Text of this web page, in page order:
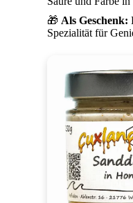
🎁 Als Geschenk:
Spezialität für